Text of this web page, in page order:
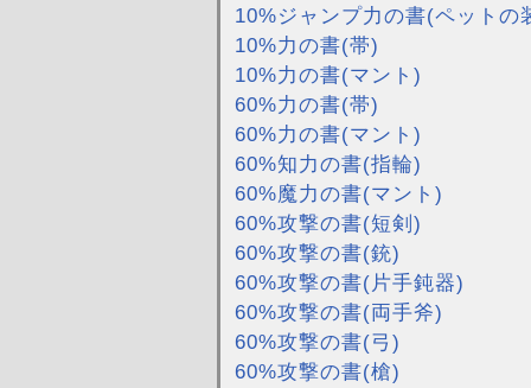
10%ジャンプ力の書(ペットの
10%力の書(帯)
10%力の書(マント)
60%力の書(帯)
60%力の書(マント)
60%知力の書(指輪)
60%魔力の書(マント)
60%攻撃の書(短剣)
60%攻撃の書(銃)
60%攻撃の書(片手鈍器)
60%攻撃の書(両手斧)
60%攻撃の書(弓)
60%攻撃の書(槍)